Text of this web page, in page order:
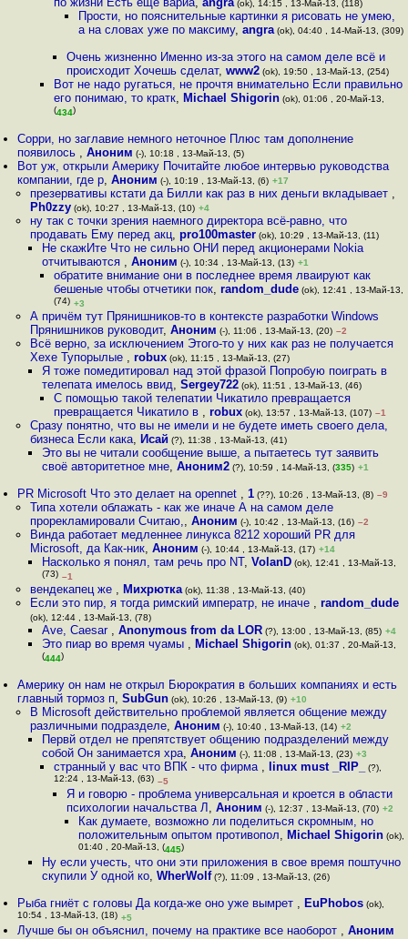
(ok), 14:15 , 13-Май-13, (118)
Прости, но пояснительные картинки я рисовать не умею,
а на словах уже по максиму, angra(ok), 04:40 , 14-Май-13, (309)
Очень жизненно Именно из-за этого на самом деле всё и
происходит Хочешь сделат, www2(ok), 19:50 , 13-Май-13, (254)
Вот не надо ругаться, не прочтя внимательно Если правильно
его понимаю, то кратк, Michael Shigorin (ok), 01:06 , 20-Май-13,
(434)
Сорри, но заглавие немного неточное Плюс там дополнение
появилось ,Аноним (-), 10:18 , 13-Май-13, (5)
Вот уж, открыли Америку Почитайте любое интервью руководства
компании, где р,Аноним (-), 10:19 , 13-Май-13, (6) +17
презервативы кстати да Билли как раз в них деньги вкладывает ,
Ph0zzy(ok), 10:27 , 13-Май-13, (10) +4
ну так с точки зрения наемного директора всё-равно, что
продавать Ему перед акц, pro100master(ok), 10:29 , 13-Май-13, (11)
Не скажИте Что не сильно ОНИ перед акционерами Nokia
отчитываются , Аноним (-), 10:34 , 13-Май-13, (13) +1
обратите внимание они в последнее время лваируют как
бешеные чтобы отчетики пок,random_dude (ok), 12:41 , 13-Май-13,
(74) +3
А причём тут Прянишников-то в контексте разработки Windows
Прянишников руководит, Аноним (-), 11:06 , 13-Май-13, (20) –2
Всё верно, за исключением Этого-то у них как раз не получается
Хехе Тупорылые , robux(ok), 11:15 , 13-Май-13, (27)
Я тоже помедитировал над этой фразой Попробую поиграть в
телепата имелось ввид, Sergey722(ok), 11:51 , 13-Май-13, (46)
С помощью такой телепатии Чикатило превращается
превращается Чикатило в ,robux (ok), 13:57 , 13-Май-13, (107) –1
Сразу понятно, что вы не имели и не будете иметь своего дела,
бизнеса Если кака, Исай (?), 11:38 , 13-Май-13, (41)
Это вы не читали сообщение выше, а пытаетесь тут заявить
своё авторитетное мне, Аноним2(?), 10:59 , 14-Май-13, (335) +1
PR Microsoft Что это делает на opennet ,1 (??), 10:26 , 13-Май-13, (8) –9
Типа хотели облажать - как же иначе А на самом деле
прорекламировали Считаю,, Аноним (-), 10:42 , 13-Май-13, (16) –2
Винда работает медленнее линукса 8212 хороший PR для
Microsoft, да Как-ник, Аноним (-), 10:44 , 13-Май-13, (17) +14
Насколько я понял, там речь про NT, VolanD(ok), 12:41 , 13-Май-13,
(73) –1
вендекапец же , Михрютка(ok), 11:38 , 13-Май-13, (40)
Если это пир, я тогда римский императр, не иначе , random_dude
(ok), 12:44 , 13-Май-13, (78)
Ave, Caesar , Anonymous from da LOR(?), 13:00 , 13-Май-13, (85) +4
Это пиар во время чуамы , Michael Shigorin(ok), 01:37 , 20-Май-13,
(444)
Америку он нам не открыл Бюрократия в больших компаниях и есть
главный тормоз п,SubGun (ok), 10:26 , 13-Май-13, (9) +10
В Microsoft действительно проблемой является общение между
различными подразделе, Аноним (-), 10:40 , 13-Май-13, (14) +2
Первй отдел не препятствует общению подразделений между
собой Он занимается хра, Аноним (-), 11:08 , 13-Май-13, (23) +3
странный у вас что ВПК - что фирма , linux must _RIP_ (?),
12:24 , 13-Май-13, (63) –5
Я и говорю - проблема универсальная и кроется в области
психологии начальства Л , Аноним (-), 12:37 , 13-Май-13, (70) +2
Как думаете, возможно ли поделиться скромным, но
положительным опытом противопол, Michael Shigorin(ok),
01:40 , 20-Май-13, (445)
Ну если учесть, что они эти приложения в свое время поштучно
скупили У одной ко, WherWolf(?), 11:09 , 13-Май-13, (26)
Рыба гниёт с головы Да когда-же оно уже вымрет , EuPhobos (ok),
10:54 , 13-Май-13, (18) +5
Лучше бы он объяснил, почему на практике все наоборот ,Аноним